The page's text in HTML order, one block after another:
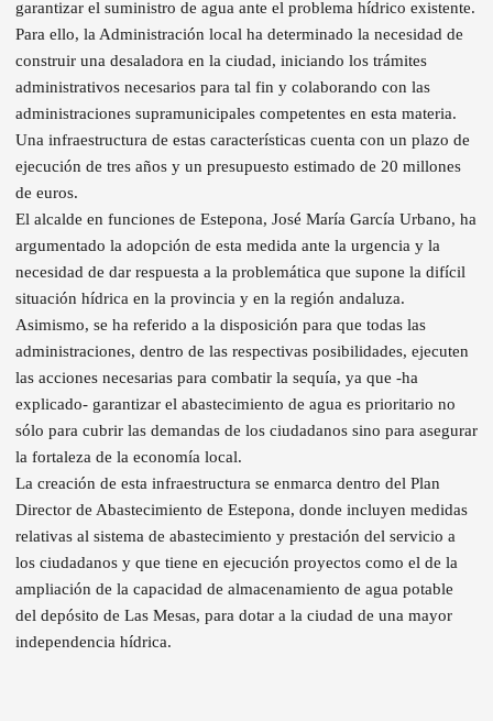
garantizar el suministro de agua ante el problema hídrico existente.
Para ello, la Administración local ha determinado la necesidad de
construir una desaladora en la ciudad, iniciando los trámites
administrativos necesarios para tal fin y colaborando con las
administraciones supramunicipales competentes en esta materia.
Una infraestructura de estas características cuenta con un plazo de
ejecución de tres años y un presupuesto estimado de 20 millones
de euros.
El alcalde en funciones de Estepona, José María García Urbano, ha
argumentado la adopción de esta medida ante la urgencia y la
necesidad de dar respuesta a la problemática que supone la difícil
situación hídrica en la provincia y en la región andaluza.
Asimismo, se ha referido a la disposición para que todas las
administraciones, dentro de las respectivas posibilidades, ejecuten
las acciones necesarias para combatir la sequía, ya que -ha
explicado- garantizar el abastecimiento de agua es prioritario no
sólo para cubrir las demandas de los ciudadanos sino para asegurar
la fortaleza de la economía local.
La creación de esta infraestructura se enmarca dentro del Plan
Director de Abastecimiento de Estepona, donde incluyen medidas
relativas al sistema de abastecimiento y prestación del servicio a
los ciudadanos y que tiene en ejecución proyectos como el de la
ampliación de la capacidad de almacenamiento de agua potable
del depósito de Las Mesas, para dotar a la ciudad de una mayor
independencia hídrica.